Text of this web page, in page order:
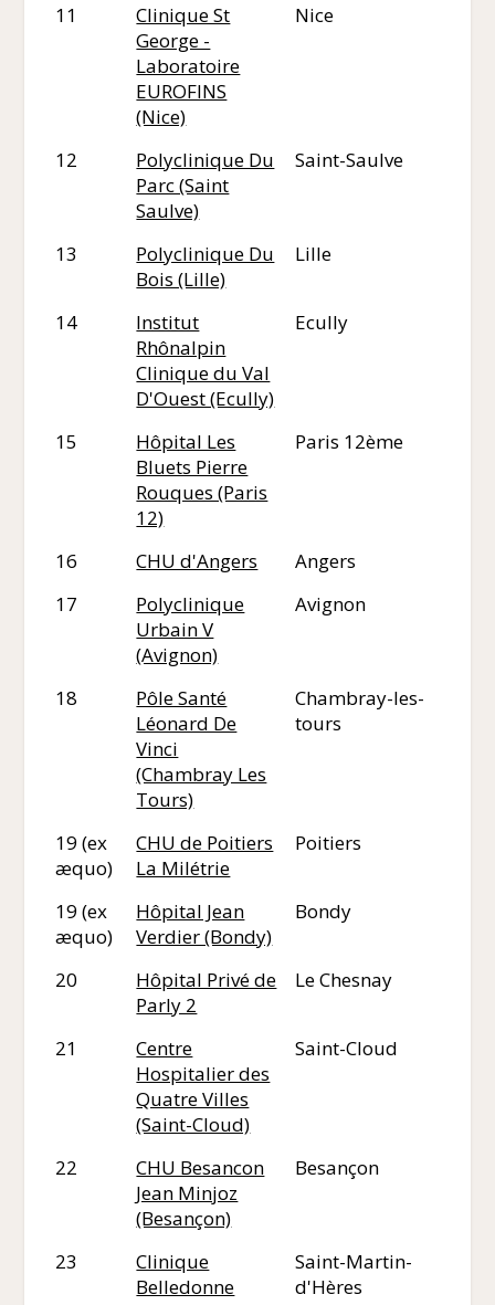
11
Clinique St
George -
Laboratoire
EUROFINS
(Nice)
Nice
12
Polyclinique Du
Parc (Saint
Saulve)
Saint-Saulve
13
Polyclinique Du
Bois (Lille)
Lille
14
Institut
Rhônalpin
Clinique du Val
D'Ouest (Ecully)
Ecully
15
Hôpital Les
Bluets Pierre
Rouques (Paris
12)
Paris 12ème
16 CHU d'Angers Angers
17
Polyclinique
Urbain V
(Avignon)
Avignon
18
Pôle Santé
Léonard De
Vinci
(Chambray Les
Tours)
Chambray-les-
tours
19 (ex
æquo)
CHU de Poitiers
La Milétrie
Poitiers
19 (ex
æquo)
Hôpital Jean
Verdier (Bondy)
Bondy
20
Hôpital Privé de
Parly 2
Le Chesnay
21
Centre
Hospitalier des
Quatre Villes
(Saint-Cloud)
Saint-Cloud
22
CHU Besancon
Jean Minjoz
(Besançon)
Besançon
23
Clinique
Belledonne
Saint-Martin-
d'Hères